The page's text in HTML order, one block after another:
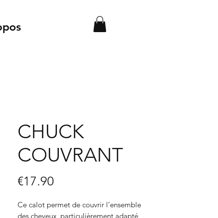
CHUCK
COUVRANT
€17.90
Ce calot permet de couvrir l’ensemble
des cheveux, particulièrement adapté